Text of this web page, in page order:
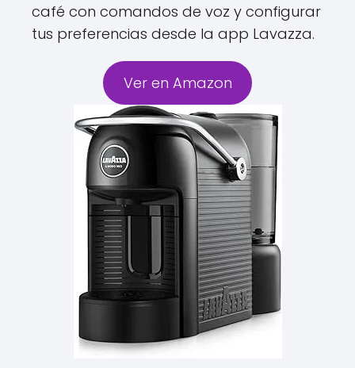
café con comandos de voz y configurar
tus preferencias desde la app Lavazza.
Ver en Amazon